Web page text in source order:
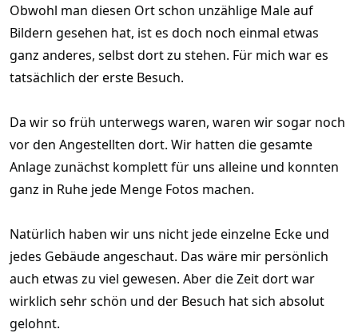
Obwohl man diesen Ort schon unzählige Male auf
Bildern gesehen hat, ist es doch noch einmal etwas
ganz anderes, selbst dort zu stehen. Für mich war es
tatsächlich der erste Besuch.
Da wir so früh unterwegs waren, waren wir sogar noch
vor den Angestellten dort. Wir hatten die gesamte
Anlage zunächst komplett für uns alleine und konnten
ganz in Ruhe jede Menge Fotos machen.
Natürlich haben wir uns nicht jede einzelne Ecke und
jedes Gebäude angeschaut. Das wäre mir persönlich
auch etwas zu viel gewesen. Aber die Zeit dort war
wirklich sehr schön und der Besuch hat sich absolut
gelohnt.